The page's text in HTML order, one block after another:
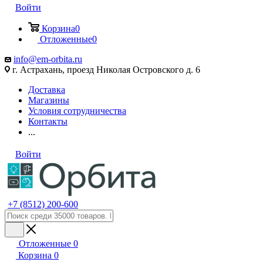
Войти
Корзина0
Отложенные0
info@em-orbita.ru
г. Астрахань, проезд Николая Островского д. 6
Доставка
Магазины
Условия сотрудничества
Контакты
...
Войти
+7 (8512) 200-600
Отложенные 0
Корзина 0